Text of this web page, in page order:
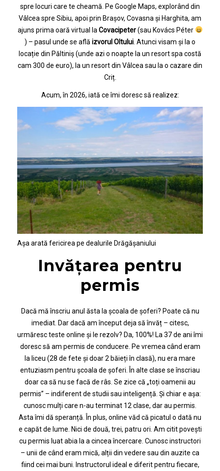
spre locuri care te cheamă. Pe Google Maps, explorând din
Vâlcea spre Sibiu, apoi prin Brașov, Covasna și Harghita, am
ajuns prima oară virtual la Covacipeter(sau Kovács Péter
) – pasul unde se află izvorul Oltului . Atunci visam și la o
locație din Păltiniș (unde azi o noapte la un resort spa costă
cam 300 de euro), la un resort din Vâlcea sau la o cazare din
Criț.
Acum, în 2026, iată ce îmi doresc să realizez:
Așa arată fericirea pe dealurile Drăgășaniului
Invățarea pentru
permis
Dacă mă înscriu anul ăsta la școala de șoferi? Poate că nu
imediat. Dar dacă am început deja să învăț – citesc,
urmăresc teste online și le rezolv? Da, 100%! La 37 de ani îmi
doresc să am permis de conducere. Pe vremea când eram
la liceu (28 de fete și doar 2 băieți în clasă), nu era mare
entuziasm pentru școala de șoferi. În alte clase se înscriau
doar ca să nu se facă de râs. Se zice că „toți oamenii au
permis” – indiferent de studii sau inteligență. Și chiar e așa:
cunosc mulți care n-au terminat 12 clase, dar au permis.
Asta îmi dă speranță. În plus, online văd că picatul o dată nu
e capăt de lume. Nici de două, trei, patru ori. Am citit povești
cu permis luat abia la a cincea încercare. Cunosc instructori
– unii de când eram mică, alții din vedere sau din auzite ca
fiind cei mai buni. Instructorul ideal e diferit pentru fiecare,